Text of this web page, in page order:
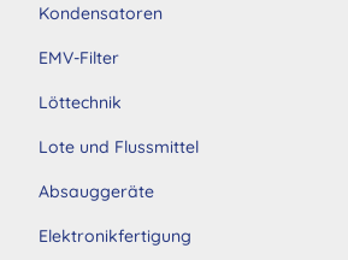
Kondensatoren
EMV-Filter
Löttechnik
Lote und Flussmittel
Absauggeräte
Elektronikfertigung